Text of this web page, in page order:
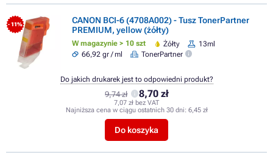
- 11%
CANON BCI-6 (4708A002) - Tusz TonerPartner
PREMIUM, yellow (żółty)
W magazynie > 10 szt Żółty
13ml
66,92 gr / ml
TonerPartner
9,74 zł 8,70 zł
7,07 zł bez VAT
Najniższa cena w ciągu ostatnich 30 dni: 6,45 zł
Do koszyka
Do jakich drukarek jest to odpowiedni produkt?